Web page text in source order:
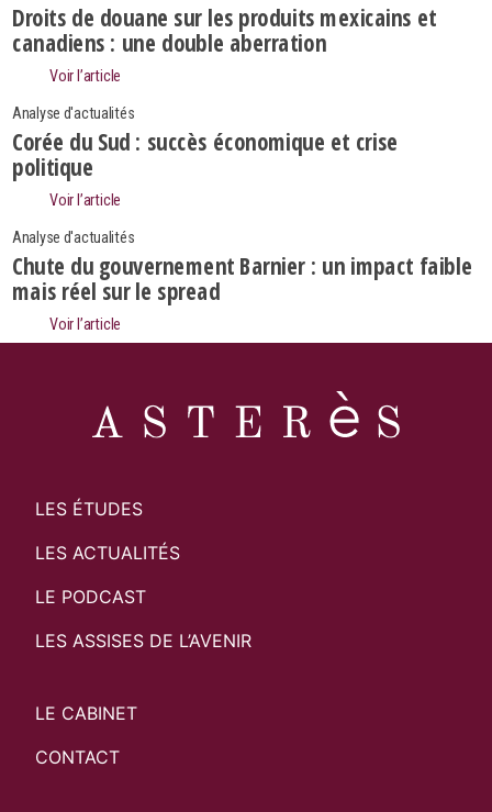
Droits de douane sur les produits mexicains et
canadiens : une double aberration
Voir l’article
Analyse d'actualités
Corée du Sud : succès économique et crise
politique
Voir l’article
Analyse d'actualités
Chute du gouvernement Barnier : un impact faible
mais réel sur le spread
Voir l’article
LES ÉTUDES
LES ACTUALITÉS
LE PODCAST
LES ASSISES DE L’AVENIR
LE CABINET
CONTACT
Search